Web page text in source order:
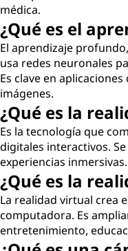
médica.
¿Qué es el
El aprendizaje
usa redes neuronales
Es clave en
imágenes.
¿Qué es la
Es la tecnología que
digitales interactivos.
experiencias inmersivas.
¿Qué es la
La realidad virtual crea
computadora. Es
entretenimiento,